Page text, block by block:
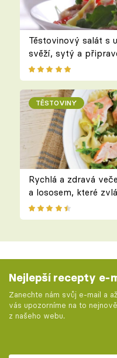
Těstovinový salát s
svěží, sytý a
TĚSTOVINY
Rychlá a zdravá
a lososem, které
Nejlepší recepty e-
Zanechte nám svůj e-mail a
vás upozorníme na to
z našeho webu.